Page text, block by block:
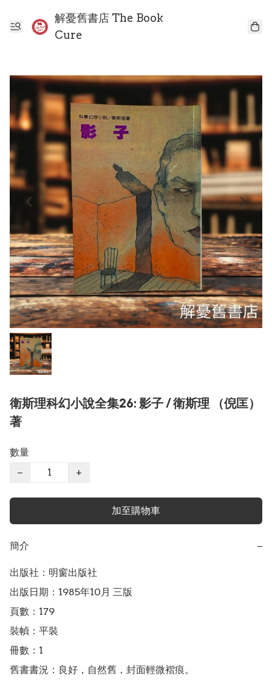
解憂舊書店 The Book
Cure
衛斯理科幻小說全集26: 影子 / 衛斯理 （倪匡）
著
數量
−
+
加至購物車
簡介 −
出版社：明窗出版社
出版日期：1985年10月 三版
頁數：179
裝幀：平裝
冊數：1
舊書書況：良好，自然舊，封面輕微褶痕。